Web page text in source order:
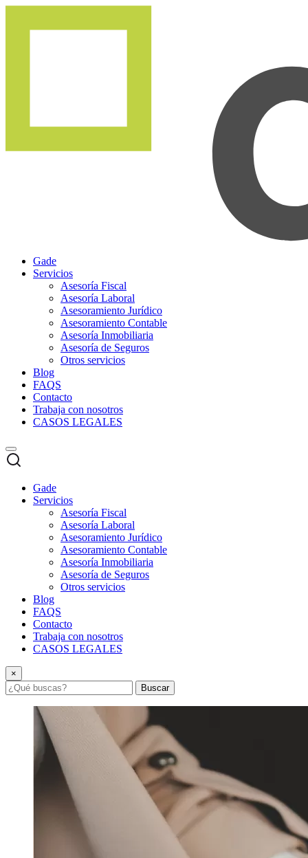
Gade
Servicios
Asesoría Fiscal
Asesoría Laboral
Asesoramiento Jurídico
Asesoramiento Contable
Asesoría Inmobiliaria
Asesoría de Seguros
Otros servicios
Blog
FAQS
Contacto
Trabaja con nosotros
CASOS LEGALES
Gade
Servicios
Asesoría Fiscal
Asesoría Laboral
Asesoramiento Jurídico
Asesoramiento Contable
Asesoría Inmobiliaria
Asesoría de Seguros
Otros servicios
Blog
FAQS
Contacto
Trabaja con nosotros
CASOS LEGALES
×
Buscar